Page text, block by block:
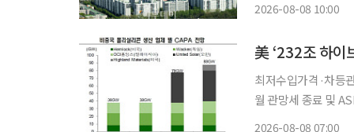
2026-08-08 10:00
美 ‘232조 하이
최저수입가격·차등
월 관망세 종료 및 ASP 상
2026-08-08 07:00